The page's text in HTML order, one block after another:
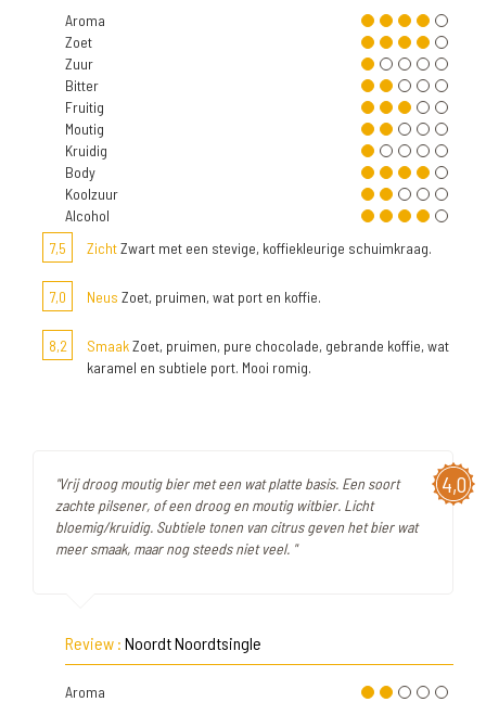
Aroma
Zoet
Zuur
Bitter
Fruitig
Moutig
Kruidig
Body
Koolzuur
Alcohol
7,5
ZichtZwart met een stevige, koffiekleurige schuimkraag.
7,0 Neus Zoet, pruimen, wat port en koffie.
8,2 SmaakZoet, pruimen, pure chocolade, gebrande koffie, wat
karamel en subtiele port. Mooi romig.
4,0
"Vrij droog moutig bier met een wat platte basis. Een soort
zachte pilsener, of een droog en moutig witbier. Licht
bloemig/kruidig. Subtiele tonen van citrus geven het bier wat
meer smaak, maar nog steeds niet veel. "
Review : Noordt Noordtsingle
Aroma